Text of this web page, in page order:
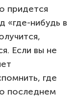
придется
«где-нибудь в
Если вы не
где
последнем